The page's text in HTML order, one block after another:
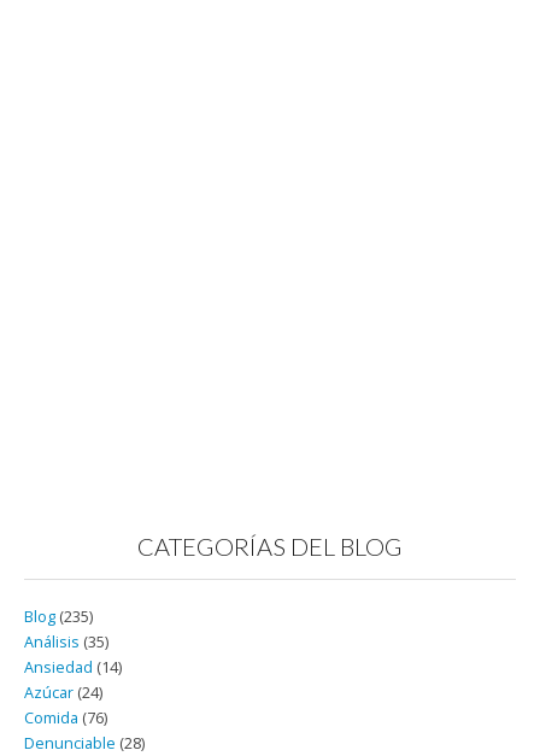
CATEGORÍAS DEL BLOG
Blog (235)
Análisis (35)
Ansiedad (14)
Azúcar (24)
Comida (76)
Denunciable (28)